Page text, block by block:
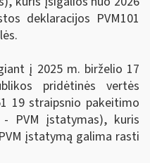
deklaracijos PVM101
į 2025 m. birželio 17
pridėtinės vertės
19 straipsnio pakeitimo
PVM įstatymas), kuris
įstatymą galima rasti